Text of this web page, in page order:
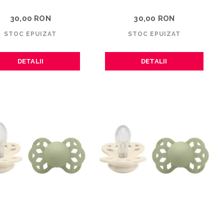
30,00 RON
STOC EPUIZAT
DETALII
30,00 RON
STOC EPUIZAT
DETALII